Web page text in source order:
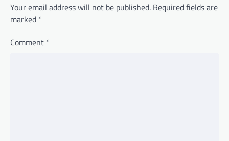
Your email address will not be published. Required fields are
marked *
Comment *